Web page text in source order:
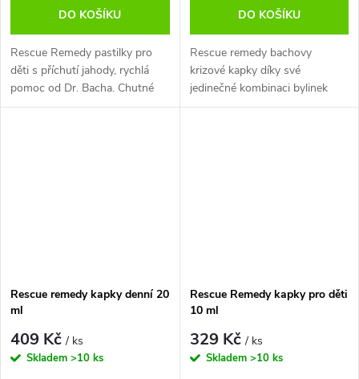
DO KOŠÍKU
Rescue Remedy pastilky pro
děti s příchutí jahody, rychlá
pomoc od Dr. Bacha. Chutné
Bachovy esence ve formě
DO KOŠÍKU
Rescue remedy bachovy
krizové kapky díky své
jedinečné kombinaci bylinek
uklidňují mysl, zbavují stresu a
Rescue remedy kapky denní 20
ml
409 Kč/ ks
Skladem >10 ks
Rescue Remedy kapky pro děti
10 ml
329 Kč/ ks
Skladem >10 ks